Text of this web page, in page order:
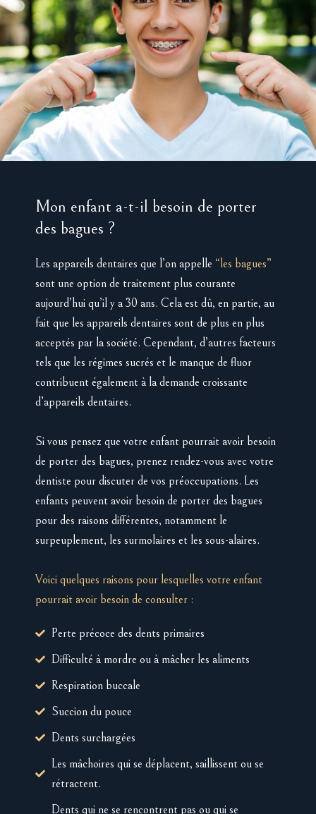
Mon enfant a-t-il besoin de porter
des bagues ?
Les appareils dentaires que l’on appelle “les bagues”
sont une option de traitement plus courante
aujourd’hui qu’il y a 30 ans. Cela est dû, en partie, au
fait que les appareils dentaires sont de plus en plus
acceptés par la société. Cependant, d’autres facteurs
tels que les régimes sucrés et le manque de fluor
contribuent également à la demande croissante
d’appareils dentaires.
Si vous pensez que votre enfant pourrait avoir besoin
de porter des bagues, prenez rendez-vous avec votre
dentiste pour discuter de vos préoccupations. Les
enfants peuvent avoir besoin de porter des bagues
pour des raisons différentes, notamment le
surpeuplement, les surmolaires et les sous-alaires.
Voici quelques raisons pour lesquelles votre enfant
pourrait avoir besoin de consulter :
Perte précoce des dents primaires
Difficulté à mordre ou à mâcher les aliments
Respiration buccale
Succion du pouce
Dents surchargées
Les mâchoires qui se déplacent, saillissent ou se
rétractent.
Dents qui ne se rencontrent pas ou qui se